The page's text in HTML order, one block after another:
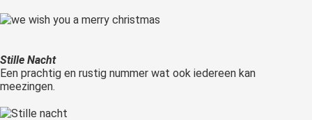
Stille Nacht
Een prachtig en rustig nummer wat ook iedereen kan
meezingen.